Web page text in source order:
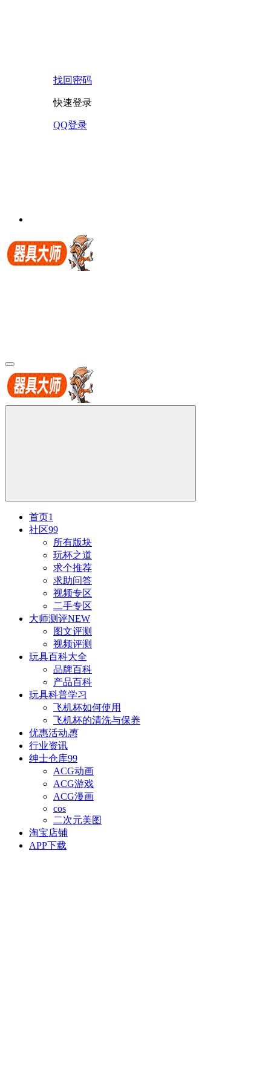
找回密码
快速登录
QQ登录
首页1
社区99
所有版块
玩杯之道
求个推荐
求助问答
视频专区
二手专区
大师测评NEW
图文评测
视频评测
玩具百科大全
品牌百科
产品百科
玩具科普学习
飞机杯如何使用
飞机杯的清洗与保养
优惠活动惠
行业资讯
绅士仓库99
ACG动画
ACG游戏
ACG漫画
cos
二次元美图
淘宝店铺
APP下载